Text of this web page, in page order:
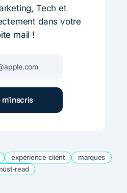
Tech et
dans votre
mail !
expérience client
marques
read